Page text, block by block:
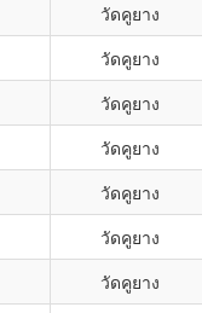
วัดคูยาง
วัดคูยาง
วัดคูยาง
วัดคูยาง
วัดคูยาง
วัดคูยาง
วัดคูยาง